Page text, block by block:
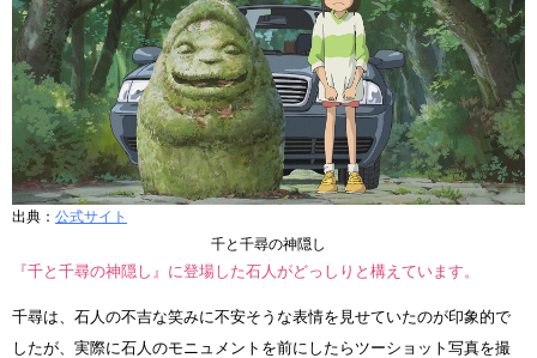
出典： 公式サイト
千と千尋の神隠し
『千と千尋の神隠し』に登場した石人がどっしりと構えています。
千尋は、石人の不吉な笑みに不安そうな表情を見せていたのが印象的で
したが、実際に石人のモニュメントを前にしたらツーショット写真を撮